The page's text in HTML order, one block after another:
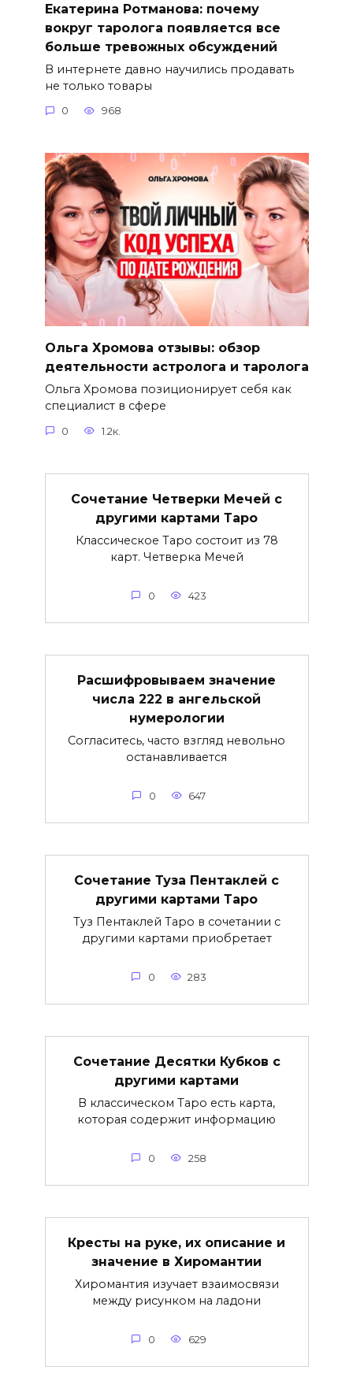
Екатерина Ротманова: почему
вокруг таролога появляется все
больше тревожных обсуждений
В интернете давно научились продавать
не только товары
0 968
Ольга Хромова отзывы: обзор
деятельности астролога и таролога
Ольга Хромова позиционирует себя как
специалист в сфере
0 1.2к.
Сочетание Четверки Мечей с
другими картами Таро
Классическое Таро состоит из 78
карт. Четверка Мечей
0 423
Расшифровываем значение
числа 222 в ангельской
нумерологии
Согласитесь, часто взгляд невольно
останавливается
0 647
Сочетание Туза Пентаклей с
другими картами Таро
Туз Пентаклей Таро в сочетании с
другими картами приобретает
0 283
Сочетание Десятки Кубков с
другими картами
В классическом Таро есть карта,
которая содержит информацию
0 258
Кресты на руке, их описание и
значение в Хиромантии
Хиромантия изучает взаимосвязи
между рисунком на ладони
0 629